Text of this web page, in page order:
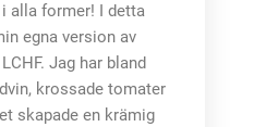
alla former! I detta
egna version av
Jag har bland
krossade tomater
skapade en krämig